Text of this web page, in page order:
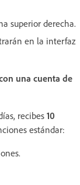
superior derecha.
en la interfaz
una cuenta de
recibes 10
estándar: